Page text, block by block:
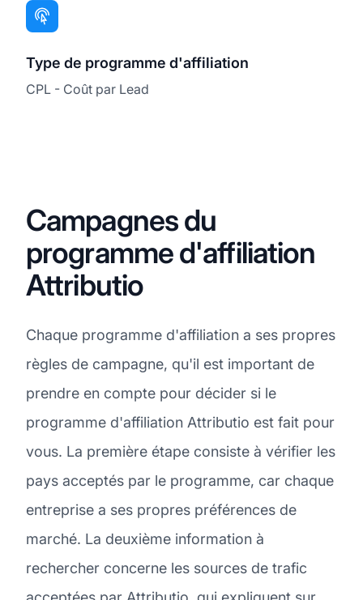
Type de programme d'affiliation
CPL - Coût par Lead
Campagnes du
programme d'affiliation
Attributio
Chaque programme d'affiliation a ses propres
règles de campagne, qu'il est important de
prendre en compte pour décider si le
programme d'affiliation Attributio est fait pour
vous. La première étape consiste à vérifier les
pays acceptés par le programme, car chaque
entreprise a ses propres préférences de
marché. La deuxième information à
rechercher concerne les sources de trafic